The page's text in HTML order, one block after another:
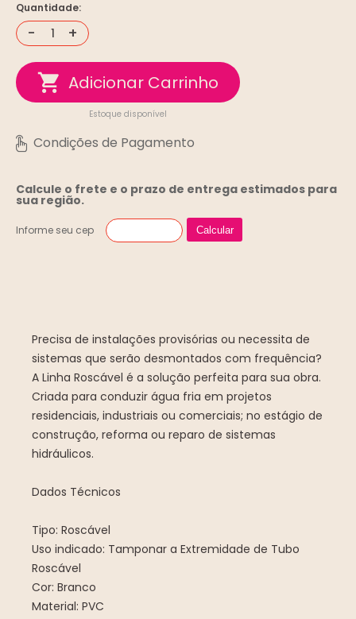
Quantidade:
- +
Estoque disponível
Calcule o frete e o prazo de entrega estimados para
sua região.
Informe seu cep Calcular
Precisa de instalações provisórias ou necessita de
sistemas que serão desmontados com frequência?
A Linha Roscável é a solução perfeita para sua obra.
Criada para conduzir água fria em projetos
residenciais, industriais ou comerciais; no estágio de
construção, reforma ou reparo de sistemas
hidráulicos.
Dados Técnicos
Tipo: Roscável
Uso indicado: Tamponar a Extremidade de Tubo
Roscável
Cor: Branco
Material: PVC